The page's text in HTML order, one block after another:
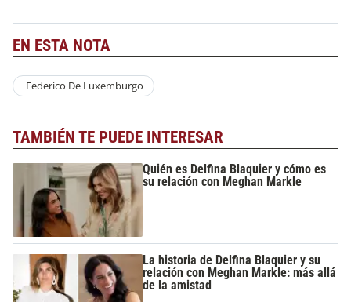
EN ESTA NOTA
Federico De Luxemburgo
TAMBIÉN TE PUEDE INTERESAR
Quién es Delfina Blaquier y cómo es
su relación con Meghan Markle
La historia de Delfina Blaquier y su
relación con Meghan Markle: más allá
de la amistad